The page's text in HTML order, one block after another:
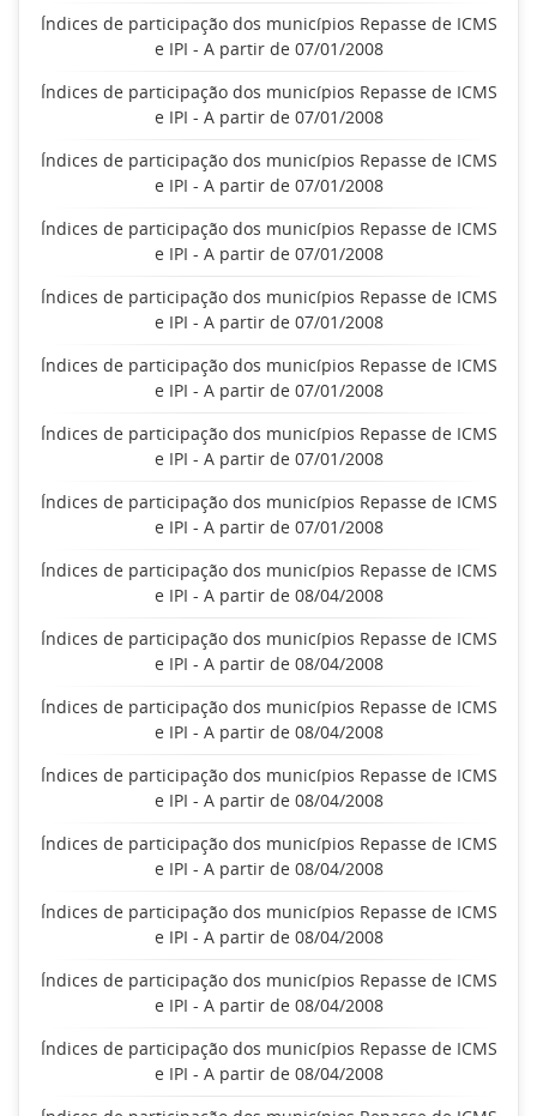
Índices de participação dos municípios Repasse de ICMS
e IPI - A partir de 07/01/2008
Índices de participação dos municípios Repasse de ICMS
e IPI - A partir de 07/01/2008
Índices de participação dos municípios Repasse de ICMS
e IPI - A partir de 07/01/2008
Índices de participação dos municípios Repasse de ICMS
e IPI - A partir de 07/01/2008
Índices de participação dos municípios Repasse de ICMS
e IPI - A partir de 07/01/2008
Índices de participação dos municípios Repasse de ICMS
e IPI - A partir de 07/01/2008
Índices de participação dos municípios Repasse de ICMS
e IPI - A partir de 07/01/2008
Índices de participação dos municípios Repasse de ICMS
e IPI - A partir de 07/01/2008
Índices de participação dos municípios Repasse de ICMS
e IPI - A partir de 08/04/2008
Índices de participação dos municípios Repasse de ICMS
e IPI - A partir de 08/04/2008
Índices de participação dos municípios Repasse de ICMS
e IPI - A partir de 08/04/2008
Índices de participação dos municípios Repasse de ICMS
e IPI - A partir de 08/04/2008
Índices de participação dos municípios Repasse de ICMS
e IPI - A partir de 08/04/2008
Índices de participação dos municípios Repasse de ICMS
e IPI - A partir de 08/04/2008
Índices de participação dos municípios Repasse de ICMS
e IPI - A partir de 08/04/2008
Índices de participação dos municípios Repasse de ICMS
e IPI - A partir de 08/04/2008